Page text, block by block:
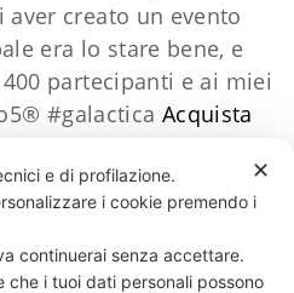
aver creato un evento
era lo stare bene, e
partecipanti e ai miei
#galactica Acquista
✕
e di profilazione.
i cookie premendo i
continuerai senza accettare.
che i tuoi dati personali possono